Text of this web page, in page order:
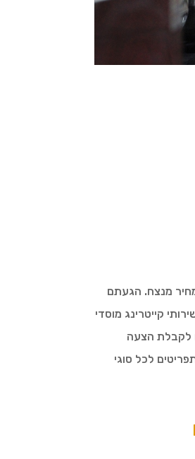
מנצח. הגעתם
קייטרינג מוסדי
לקבלת הצעה
לכל סוגי